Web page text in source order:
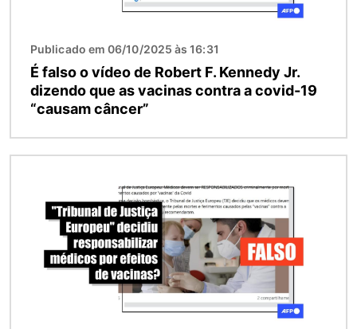
Publicado em 06/10/2025 às 16:31
É falso o vídeo de Robert F. Kennedy Jr.
dizendo que as vacinas contra a covid-19
“causam câncer”